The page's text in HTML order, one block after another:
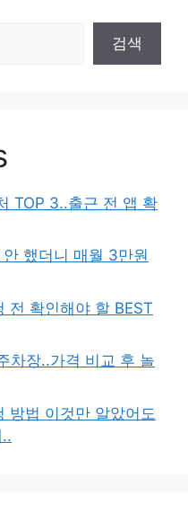
검색
TOP 3..출근 전 앱 확
했더니 매월 3만원
전 확인해야 할 BEST
차장..가격 비교 후 놀
방법 이것만 알았어도